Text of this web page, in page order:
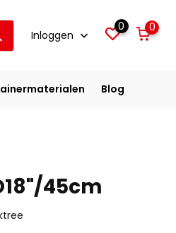
Inloggen
0 0
Blog
45cm